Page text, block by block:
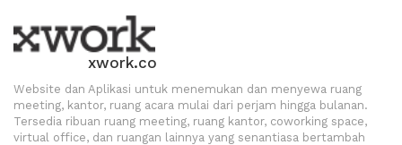
xwork.co
Website dan Aplikasi untuk menemukan dan menyewa ruang
meeting, kantor, ruang acara mulai dari perjam hingga bulanan.
Tersedia ribuan ruang meeting, ruang kantor, coworking space,
virtual office, dan ruangan lainnya yang senantiasa bertambah